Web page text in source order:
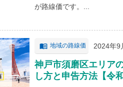
が路線価です。...
地域の路線価 2024年9
神戸市須磨区エリア
し方と申告方法【令